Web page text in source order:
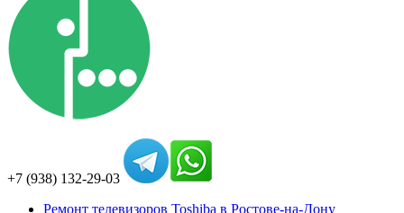
+7 (938) 132-29-03
Ремонт телевизоров Toshiba в Ростове-на-Дону